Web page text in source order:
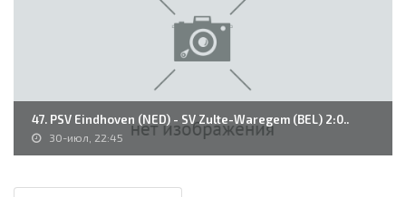
47. PSV Eindhoven (NED) - SV Zulte-Waregem (BEL) 2:0..
30-июл, 22:45